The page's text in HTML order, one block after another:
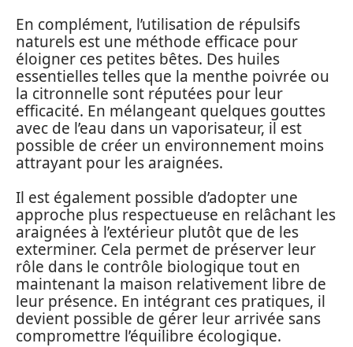
En complément, l’utilisation de répulsifs
naturels est une méthode efficace pour
éloigner ces petites bêtes. Des huiles
essentielles telles que la menthe poivrée ou
la citronnelle sont réputées pour leur
efficacité. En mélangeant quelques gouttes
avec de l’eau dans un vaporisateur, il est
possible de créer un environnement moins
attrayant pour les araignées.
Il est également possible d’adopter une
approche plus respectueuse en relâchant les
araignées à l’extérieur plutôt que de les
exterminer. Cela permet de préserver leur
rôle dans le contrôle biologique tout en
maintenant la maison relativement libre de
leur présence. En intégrant ces pratiques, il
devient possible de gérer leur arrivée sans
compromettre l’équilibre écologique.